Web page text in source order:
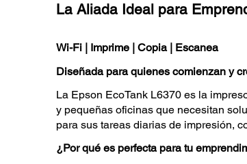
La Aliada Ideal para
Wi-Fi | Imprime | Copia | Escanea
Diseñada para quienes comienzan y
La Epson EcoTank L6370 es la
y pequeñas oficinas que necesitan
para sus tareas diarias de impresión,
¿Por qué es perfecta para tu